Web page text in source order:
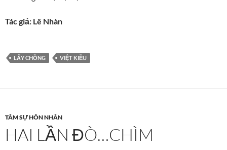
Tác giả: Lê Nhàn
LẤY CHỒNG VIỆT KIỀU
TÂM SỰ HÔN NHÂN
HAI LẦN ĐÒ…CHÌM